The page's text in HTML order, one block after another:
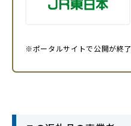
※ポータルサイトで公開が終